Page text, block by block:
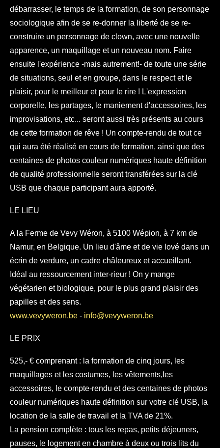
débarrasser, le temps de la formation, de son personnage
sociologique afin de se re-donner la liberté de se re-
construire un personnage de clown, avec une nouvelle
apparence, un maquillage et un nouveau nom. Faire
ensuite l'expérience -mais autrement!- de toute une série
de situations, seul et en groupe, dans le respect et le
plaisir, pour le meilleur et pour le rire ! L'expression
corporelle, les partages, le maniement d'accessoires, les
improvisations, etc... seront aussi très présents au cours
de cette formation de rêve ! Un compte-rendu de tout ce
qui aura été réalisé en cours de formation, ainsi que des
centaines de photos couleur numériques haute définition
de qualité professionnelle seront transférées sur la clé
USB que chaque participant aura apporté.
LE LIEU
A la Ferme de Vevy Wéron, à 5100 Wépion, à 7 km de
Namur, en Belgique. Un lieu d'âme et de vie lové dans un
écrin de verdure, un cadre châleureux et accueillant.
Idéal au ressourcement inter-rieur ! On y mange
végétarien et biologique, pour le plus grand plaisir des
papilles et des sens.
www.vevyweron.be - info@vevyweron.be
LE PRIX
525,- € comprenant : la formation de cinq jours, les
maquillages et les costumes, les vêtements,les
accessoires, le compte-rendu et des centaines de photos
couleur numériques haute définition sur votre clé USB, la
location de la salle de travail et la TVA de 21%.
La pension complète : tous les repas, petits déjeuners,
pauses, le logement en chambre à deux ou trois lits du